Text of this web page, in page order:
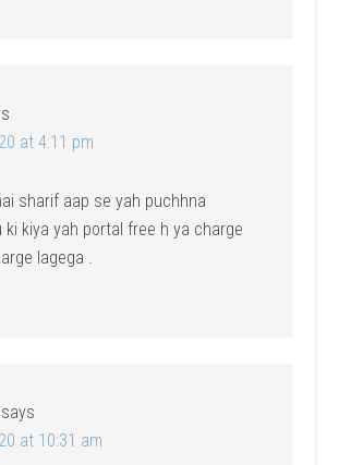
at 4:11 pm
sharif aap se yah puchhna
ki kiya yah portal free h ya charge
lagega .
says
at 10:31 am